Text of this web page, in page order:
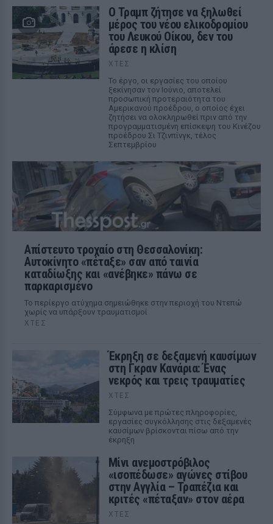
Ο Τραμπ ζήτησε να ξηλωθεί
μέρος του νέου ελικοδρομίου
του Λευκού Οίκου, δεν του
άρεσε η κλίση
ΧΤΕΣ
Το έργο, οι εργασίες του οποίου
ξεκίνησαν τον Ιούνιο, αποτελεί
προσωπική προτεραιότητα του
Αμερικανού προέδρου, ο οποίος έχει
ζητήσει να ολοκληρωθεί πριν από την
προγραμματισμένη επίσκεψη του Κινέζου
προέδρου Σι Τζινπίνγκ, τέλος
Σεπτεμβρίου
Απίστευτο τροχαίο στη Θεσσαλονίκη:
Αυτοκίνητο «πέταξε» σαν από ταινία
καταδίωξης και «ανέβηκε» πάνω σε
παρκαρισμένο
Το περίεργο ατύχημα σημειώθηκε στην περιοχή του Ντεπώ
χωρίς να υπάρξουν τραυματισμοί
ΧΤΕΣ
Έκρηξη σε δεξαμενή καυσίμων
στη Γκραν Κανάρια: Ένας
νεκρός και τρεις τραυματίες
ΧΤΕΣ
Σύμφωνα με πρώτες πληροφορίες,
εργασίες συγκόλλησης στις δεξαμενές
καυσίμων βρίσκονται πίσω από την
έκρηξη
Μίνι ανεμοστρόβιλος
«ισοπέδωσε» αγώνες στίβου
στην Αγγλία – Τραπέζια και
κριτές «πέταξαν» στον αέρα
ΧΤΕΣ